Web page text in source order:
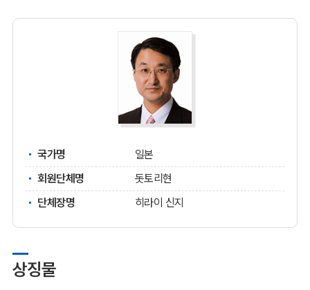
국가명
일본
회원단체명
돗토리현
단체장명
히라이 신지
상징물